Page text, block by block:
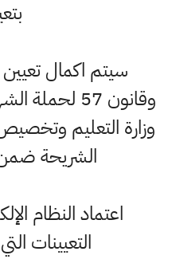
وقانون 57
وزارة التعليم
الشريحة
اعتماد النظام
التعيينات